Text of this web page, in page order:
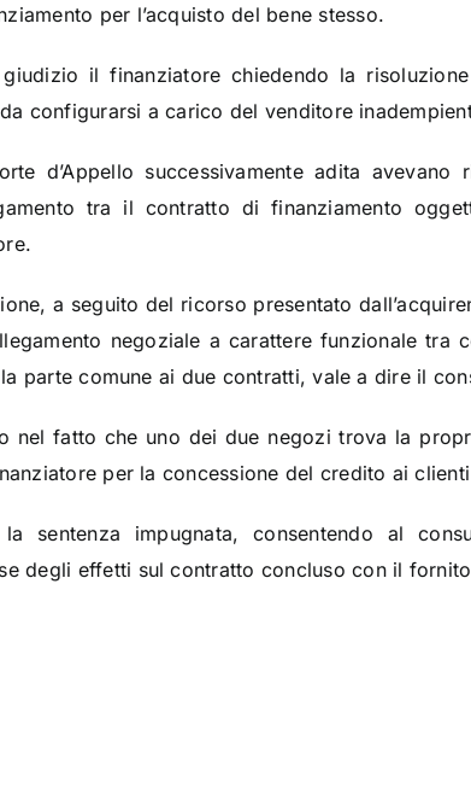
per l’acquisto del bene stesso.
giudizio il finanziatore chiedendo la
configurarsi a carico del venditore
d’Appello successivamente adita avevano
tra il contratto di finanziamento
a seguito del ricorso presentato
negoziale a carattere funzionale tra
parte comune ai due contratti, vale a dire il
nel fatto che uno dei due negozi trova la
per la concessione del credito ai
sentenza impugnata, consentendo al
degli effetti sul contratto concluso con il